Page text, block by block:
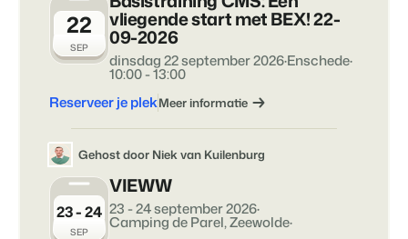
BEX Overzicht
Ontdek de eindeloze mogelijkheden van het Booking
Experts Platform.
Voor Vakantieparken
Ontdek de voordelen van Booking Experts voor
Vakantieparken.
Voor Concerns
Ontdek de voordelen van Booking Experts voor Concerns &
Groepen.
Contact
Neem contact op
Leer de mensen achter Booking Experts kennen
22
SEP
vliegende start met BEX! 22-
09-2026
dinsdag 22 september 2026·Enschede·
10:00 - 13:00
Reserveer je plekMeer informatie
Gehost door Niek van Kuilenburg
23 - 24
SEP
VIEWW
23 - 24 september 2026·
Camping de Parel, Zeewolde·